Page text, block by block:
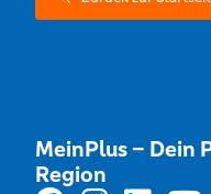
MeinPlus – Dein
Region